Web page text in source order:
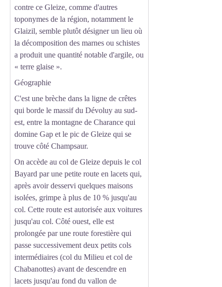
contre ce Gleize, comme d'autres
toponymes de la région, notamment le
Glaizil, semble plutôt désigner un lieu où
la décomposition des marnes ou schistes
a produit une quantité notable d'argile, ou
« terre glaise ».
Géographie
C'est une brèche dans la ligne de crêtes
qui borde le massif du Dévoluy au sud-
est, entre la montagne de Charance qui
domine Gap et le pic de Gleize qui se
trouve côté Champsaur.
On accède au col de Gleize depuis le col
Bayard par une petite route en lacets qui,
après avoir desservi quelques maisons
isolées, grimpe à plus de 10 % jusqu'au
col. Cette route est autorisée aux voitures
jusqu'au col. Côté ouest, elle est
prolongée par une route forestière qui
passe successivement deux petits cols
intermédiaires (col du Milieu et col de
Chabanottes) avant de descendre en
lacets jusqu'au fond du vallon de